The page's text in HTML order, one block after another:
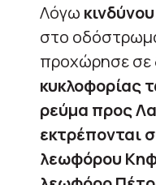
Λόγω
στο
προχώρησε σε
κυκλοφορίας
ρεύμα προς
εκτρέπονται
λεωφόρου